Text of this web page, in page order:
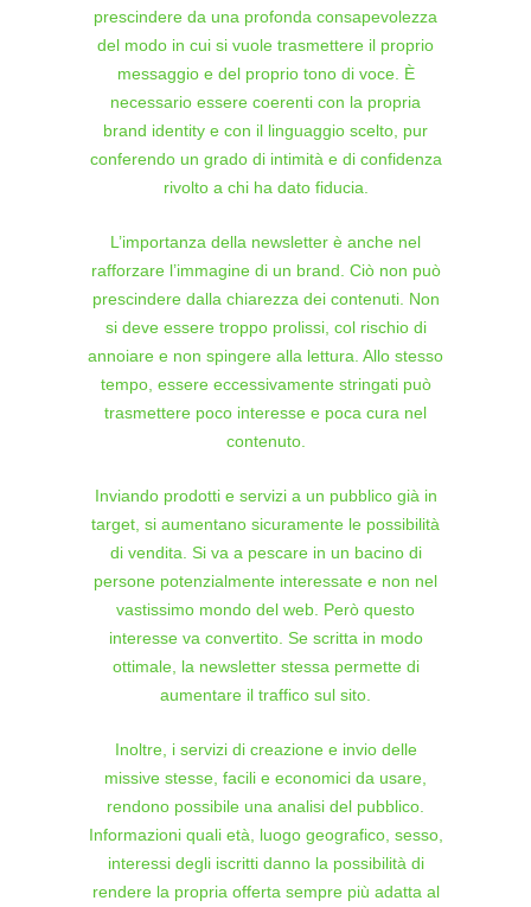
prescindere da una profonda consapevolezza
del modo in cui si vuole trasmettere il proprio
messaggio e del proprio tono di voce. È
necessario essere coerenti con la propria
brand identity e con il linguaggio scelto, pur
conferendo un grado di intimità e di confidenza
rivolto a chi ha dato fiducia.
L’importanza della newsletter è anche nel
rafforzare l’immagine di un brand. Ciò non può
prescindere dalla chiarezza dei contenuti. Non
si deve essere troppo prolissi, col rischio di
annoiare e non spingere alla lettura. Allo stesso
tempo, essere eccessivamente stringati può
trasmettere poco interesse e poca cura nel
contenuto.
Inviando prodotti e servizi a un pubblico già in
target, si aumentano sicuramente le possibilità
di vendita. Si va a pescare in un bacino di
persone potenzialmente interessate e non nel
vastissimo mondo del web. Però questo
interesse va convertito. Se scritta in modo
ottimale, la newsletter stessa permette di
aumentare il traffico sul sito.
Inoltre, i servizi di creazione e invio delle
missive stesse, facili e economici da usare,
rendono possibile una analisi del pubblico.
Informazioni quali età, luogo geografico, sesso,
interessi degli iscritti danno la possibilità di
rendere la propria offerta sempre più adatta al